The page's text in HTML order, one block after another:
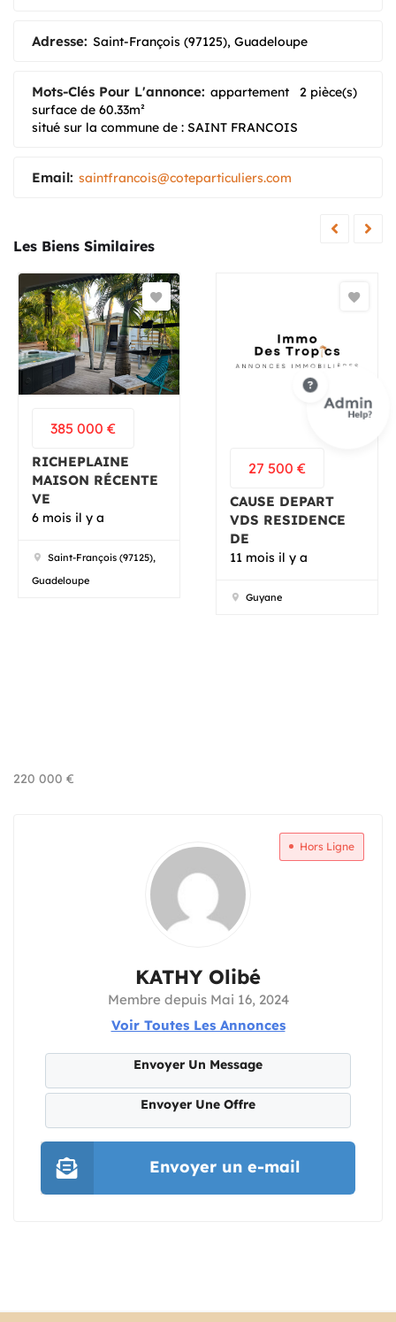
Adresse: Saint-François (97125), Guadeloupe
Mots-Clés Pour L'annonce: appartement
2 pièce(s)
surface de 60.33m²
situé sur la commune de : SAINT FRANCOIS
Email: saintfrancois@coteparticuliers.com
Les Biens Similaires
385 000 €
RICHEPLAINE
MAISON RÉCENTE
VE
6 mois il y a
Saint-François (97125),
Guadeloupe
27 500 €
CAUSE DEPART
VDS RESIDENCE
DE
11 mois il y a
Guyane
220 000 €
Hors Ligne
KATHY Olibé
Membre depuis Mai 16, 2024
Voir Toutes Les Annonces
Envoyer Un Message
Envoyer Une Offre
Envoyer un e-mail